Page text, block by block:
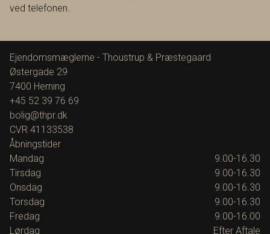
ved telefonen.
Ejendomsmæglerne - Thoustrup & Præstegaard
Østergade 29
7400 Herning
+45 52 39 76 69
bolig@thpr.dk
CVR 41133538
Åbningstider
Mandag
9.00-16.30
Tirsdag
9.00-16.30
Onsdag
9.00-16.30
Torsdag
9.00-16.30
Fredag
9.00-16.00
Lørdag
Efter Aftale